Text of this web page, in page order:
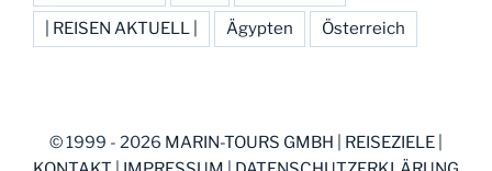
| REISEN AKTUELL | Ägypten Österreich
© 1999 - 2026 MARIN-TOURS GMBH REISEZIELE